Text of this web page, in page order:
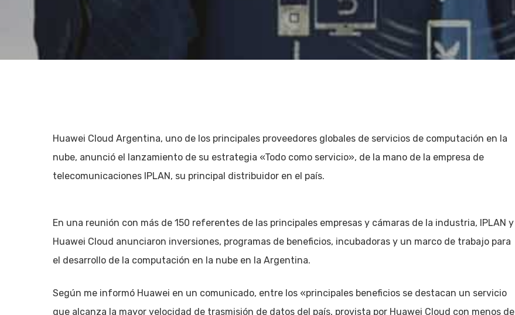
Huawei Cloud Argentina, uno de los principales proveedores globales de servicios de computación en la
nube, anunció el lanzamiento de su estrategia «Todo como servicio», de la mano de la empresa de
telecomunicaciones IPLAN, su principal distribuidor en el país.
En una reunión con más de 150 referentes de las principales empresas y cámaras de la industria, IPLAN y
Huawei Cloud anunciaron inversiones, programas de beneficios, incubadoras y un marco de trabajo para
el desarrollo de la computación en la nube en la Argentina.
Según me informó Huawei en un comunicado, entre los «principales beneficios se destacan un servicio
que alcanza la mayor velocidad de trasmisión de datos del país, provista por Huawei Cloud con menos de